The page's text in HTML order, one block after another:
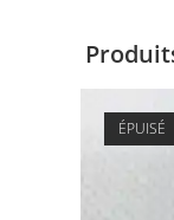
ÉPUISÉ